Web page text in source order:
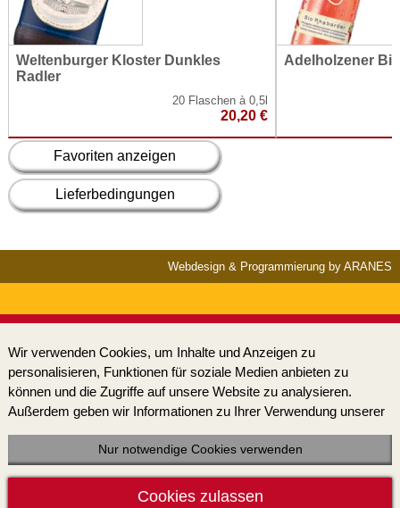
Weltenburger Kloster Dunkles
Radler
20 Flaschen à 0,5l
20,20 €
Adelholzener
Favoriten anzeigen
Lieferbedingungen
Webdesign & Programmierung by ARANES
Wir verwenden Cookies, um Inhalte und Anzeigen zu
personalisieren, Funktionen für soziale Medien anbieten zu
können und die Zugriffe auf unsere Website zu analysieren.
Außerdem geben wir Informationen zu Ihrer Verwendung unserer
Analysen weiter. Unsere Partner führen diese Informationen
möglicherweise mit weiteren Daten zusammen, die Sie ihnen
bereitgestellt haben oder die sie im Rahmen Ihrer Nutzung der
Nur notwendige Cookies verwenden
Cookies zulassen